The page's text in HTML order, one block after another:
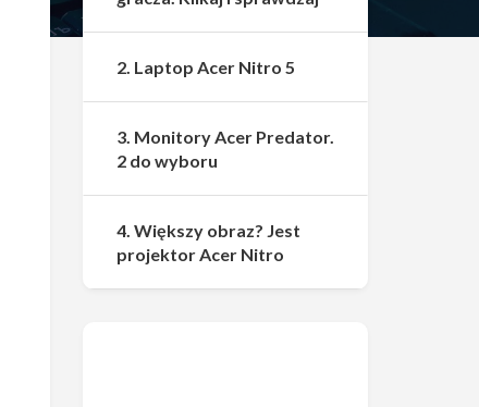
2. Laptop Acer Nitro 5
3. Monitory Acer Predator.
2 do wyboru
4. Większy obraz? Jest
projektor Acer Nitro